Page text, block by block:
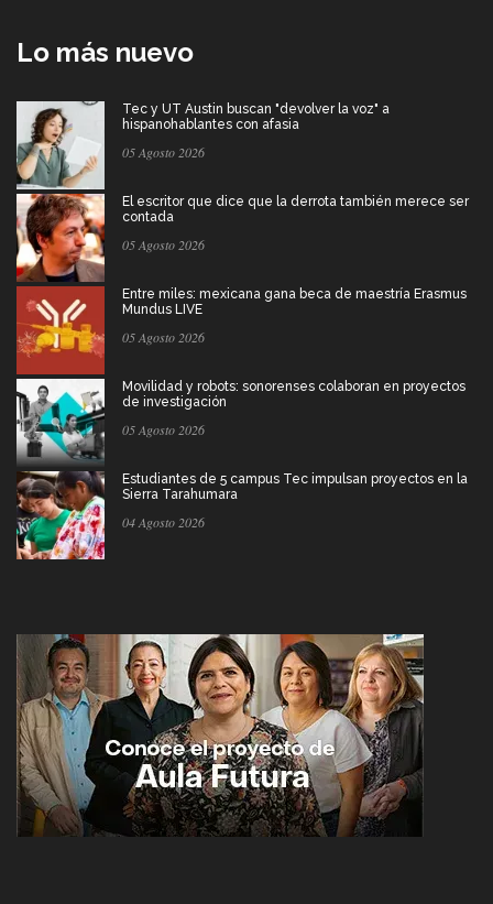
Lo más nuevo
Tec y UT Austin buscan "devolver la voz" a
hispanohablantes con afasia
05 Agosto 2026
El escritor que dice que la derrota también merece ser
contada
05 Agosto 2026
Entre miles: mexicana gana beca de maestría Erasmus
Mundus LIVE
05 Agosto 2026
Movilidad y robots: sonorenses colaboran en proyectos
de investigación
05 Agosto 2026
Estudiantes de 5 campus Tec impulsan proyectos en la
Sierra Tarahumara
04 Agosto 2026